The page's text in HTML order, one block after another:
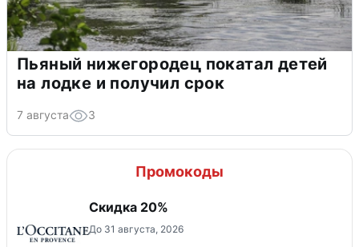
Пьяный нижегородец покатал детей
на лодке и получил срок
7 августа 3
Промокоды
Скидка 20%
До 31 августа, 2026